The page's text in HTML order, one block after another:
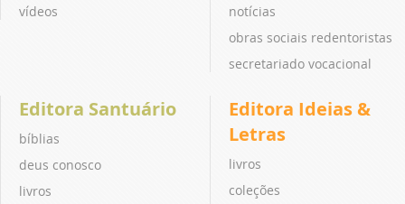
vídeos
notícias
obras sociais redentoristas
secretariado vocacional
Editora Santuário
bíblias
deus conosco
livros
Editora Ideias &
Letras
livros
coleções